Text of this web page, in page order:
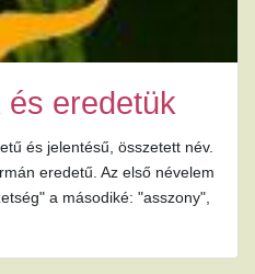
és eredetük
és jelentésű, összetett név.
eredetű. Az első névelem
a másodiké: "asszony",